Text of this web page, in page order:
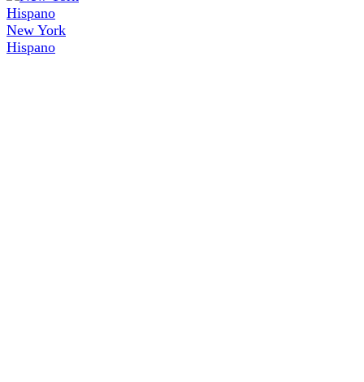
New York
Hispano